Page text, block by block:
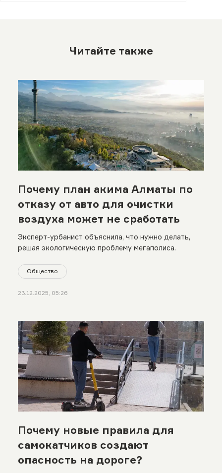
Читайте также
Почему план акима Алматы по
отказу от авто для очистки
воздуха может не сработать
Эксперт-урбанист объяснила, что нужно делать,
решая экологическую проблему мегаполиса.
Общество
23.12.2025, 05:26
Почему новые правила для
самокатчиков создают
опасность на дороге?